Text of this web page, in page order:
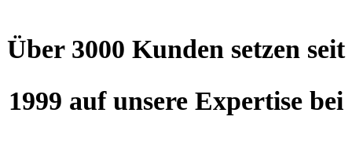
Über 3000 Kunden setzen seit
1999 auf unsere Expertise bei